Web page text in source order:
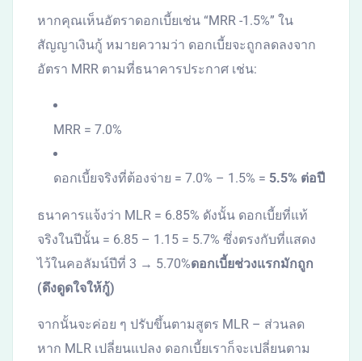
หากคุณเห็นอัตราดอกเบี้ยเช่น “MRR -1.5%” ใน
สัญญาเงินกู้ หมายความว่า ดอกเบี้ยจะถูกลดลงจาก
อัตรา MRR ตามที่ธนาคารประกาศ เช่น:
MRR = 7.0%
ดอกเบี้ยจริงที่ต้องจ่าย = 7.0% – 1.5% = 5.5% ต่อปี
ธนาคารแจ้งว่า MLR = 6.85% ดังนั้น ดอกเบี้ยที่แท้
จริงในปีนั้น = 6.85 – 1.15 = 5.7% ซึ่งตรงกับที่แสดง
ไว้ในคอลัมน์ปีที่ 3 → 5.70%ดอกเบี้ยช่วงแรกมักถูก
(ดึงดูดใจให้กู้)
จากนั้นจะค่อย ๆ ปรับขึ้นตามสูตร MLR – ส่วนลด
หาก MLR เปลี่ยนแปลง ดอกเบี้ยเราก็จะเปลี่ยนตาม